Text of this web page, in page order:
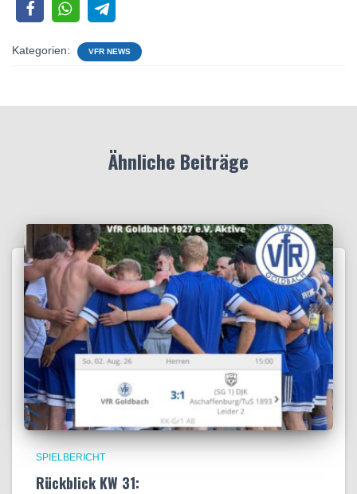
Kategorien: VFR NEWS
Ähnliche Beiträge
SPIELBERICHT
Rückblick KW 31: